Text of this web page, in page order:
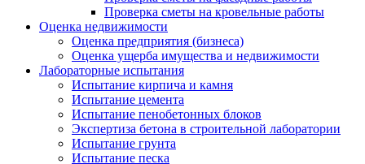
Проверка сметы на кровельные работы
Оценка недвижимости
Оценка предприятия (бизнеса)
Оценка ущерба имущества и недвижимости
Лабораторные испытания
Испытание кирпича и камня
Испытание цемента
Испытание пенобетонных блоков
Экспертиза бетона в строительной лаборатории
Испытание грунта
Испытание песка